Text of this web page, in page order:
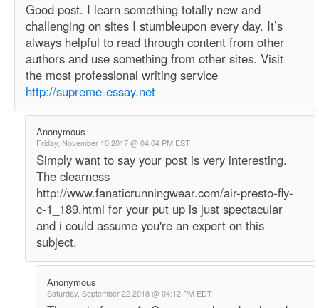
Good post. I learn something totally new and
challenging on sites I stumbleupon every day. It’s
always helpful to read through content from other
authors and use something from other sites. Visit
the most professional writing service
http://supreme-essay.net
Anonymous
Friday, November 10 2017 @ 04:04 PM EST
Simply want to say your post is very interesting.
The clearness
http://www.fanaticrunningwear.com/air-presto-fly-
c-1_189.html for your put up is just spectacular
and i could assume you're an expert on this
subject.
Anonymous
Saturday, September 22 2018 @ 04:12 PM EDT